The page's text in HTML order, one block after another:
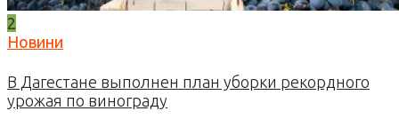
2
Новини
В Дагестане выполнен план уборки рекордного
урожая по винограду